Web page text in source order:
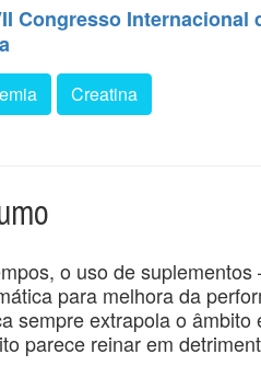
Congresso Internacional
Creatina
o uso de
para melhora da
sempre extrapola o
parece reinar em